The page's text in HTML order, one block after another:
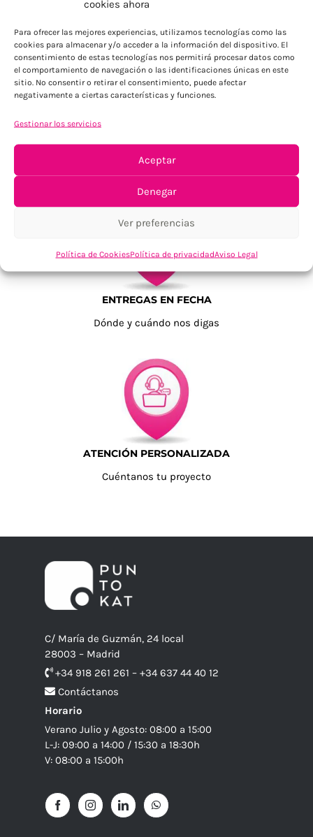
cookies ahora
Para ofrecer las mejores experiencias, utilizamos tecnologías como las
cookies para almacenar y/o acceder a la información del dispositivo. El
consentimiento de estas tecnologías nos permitirá procesar datos como
el comportamiento de navegación o las identificaciones únicas en este
sitio. No consentir o retirar el consentimiento, puede afectar
negativamente a ciertas características y funciones.
Gestionar los servicios
Aceptar
Denegar
Ver preferencias
Política de CookiesPolítica de privacidadAviso Legal
TU SATISFACCIÓN = LA NUESTRA
Tu confianza, nuestro objetivo
ENTREGAS EN FECHA
Dónde y cuándo nos digas
ATENCIÓN PERSONALIZADA
Cuéntanos tu proyecto
C/ María de Guzmán, 24 local
28003 – Madrid
+34 918 261 261 – +34 637 44 40 12
Contáctanos
Horario
Verano Julio y Agosto: 08:00 a 15:00
L-J: 09:00 a 14:00 / 15:30 a 18:30h
V: 08:00 a 15:00h